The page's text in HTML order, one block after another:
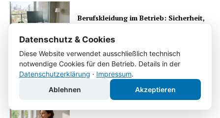
Berufskleidung im Betrieb: Sicherheit,
Umzug mit Kindern: entspannt in der
neuen Stadt ankommen
Datenschutz & Cookies
Diese Website verwendet ausschließlich technisch
notwendige Cookies für den Betrieb. Details in der
Datenschutzerklärung · Impressum.
Ablehnen
Akzeptieren